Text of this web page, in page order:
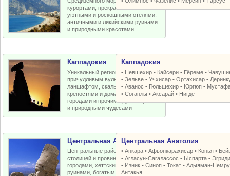
курортами, прекрасными пляжами,
уютными и роскошными отелями,
античными и ликийскими руинами
и природными красотами
Каппадокия
Уникальный регион Турции с
причудливым вулканическим
ланшафтом, скальными церквями,
крепостями и домами, пещерными
городами и прочими рукотворными
и природными чудесами
Каппадокия
• Невшехир • Кайсери • Гёреме •
•Зельве •Учхисар •Ортахисар •
•Аванос • Гюльшехир • Юргюп •
•Соганлы •Аксарай • Нигде
Центральная Анатолия
Центральные районы Турции со
столицей и провинциальными
городами, хеттскими и античными
руинами, богатым византийским
Центральная Анатолия
•Анкара •Афьонкарахисар • Конья •
•Агласун-Сагалассос • Ыспарта •
• Изник •Синоп •Токат •Адыяман-
Антакья